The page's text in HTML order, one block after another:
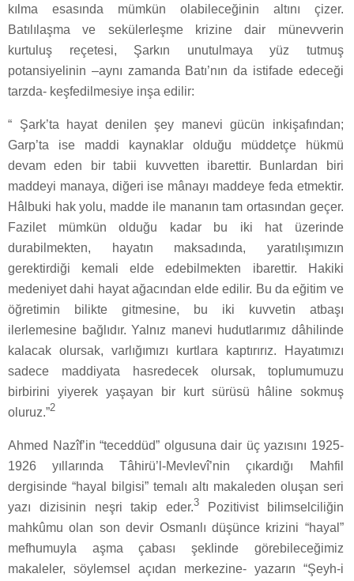
kılma esasında mümkün olabileceğinin altını çizer.
Batılılaşma ve sekülerleşme krizine dair münevverin
kurtuluş reçetesi, Şarkın unutulmaya yüz tutmuş
potansiyelinin –aynı zamanda Batı’nın da istifade edeceği
tarzda- keşfedilmesiye inşa edilir:
“ Şark’ta hayat denilen şey manevi gücün inkişafından;
Garp’ta ise maddi kaynaklar olduğu müddetçe hükmü
devam eden bir tabii kuvvetten ibarettir. Bunlardan biri
maddeyi manaya, diğeri ise mânayı maddeye feda etmektir.
Hâlbuki hak yolu, madde ile mananın tam ortasından geçer.
Fazilet mümkün olduğu kadar bu iki hat üzerinde
durabilmekten, hayatın maksadında, yaratılışımızın
gerektirdiği kemali elde edebilmekten ibarettir. Hakiki
medeniyet dahi hayat ağacından elde edilir. Bu da eğitim ve
öğretimin bilikte gitmesine, bu iki kuvvetin atbaşı
ilerlemesine bağlıdır. Yalnız manevi hudutlarımız dâhilinde
kalacak olursak, varlığımızı kurtlara kaptırırız. Hayatımızı
sadece maddiyata hasredecek olursak, toplumumuzu
birbirini yiyerek yaşayan bir kurt sürüsü hâline sokmuş
oluruz.”2
Ahmed Nazîf’in “teceddüd” olgusuna dair üç yazısını 1925-
1926 yıllarında Tâhirü’l-Mevlevî’nin çıkardığı Mahfil
dergisinde “hayal bilgisi” temalı altı makaleden oluşan seri
yazı dizisinin neşri takip eder.3 Pozitivist bilimselciliğin
mahkûmu olan son devir Osmanlı düşünce krizini “hayal”
mefhumuyla aşma çabası şeklinde görebileceğimiz
makaleler, söylemsel açıdan merkezine- yazarın “Şeyh-i